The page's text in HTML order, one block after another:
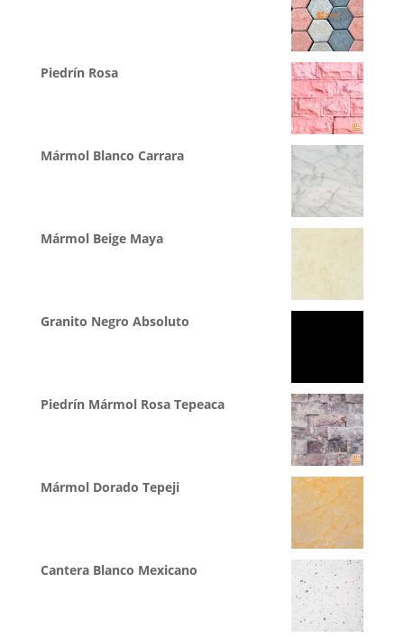
Piedrín Rosa
Mármol Blanco Carrara
Mármol Beige Maya
Granito Negro Absoluto
Piedrín Mármol Rosa Tepeaca
Mármol Dorado Tepeji
Cantera Blanco Mexicano